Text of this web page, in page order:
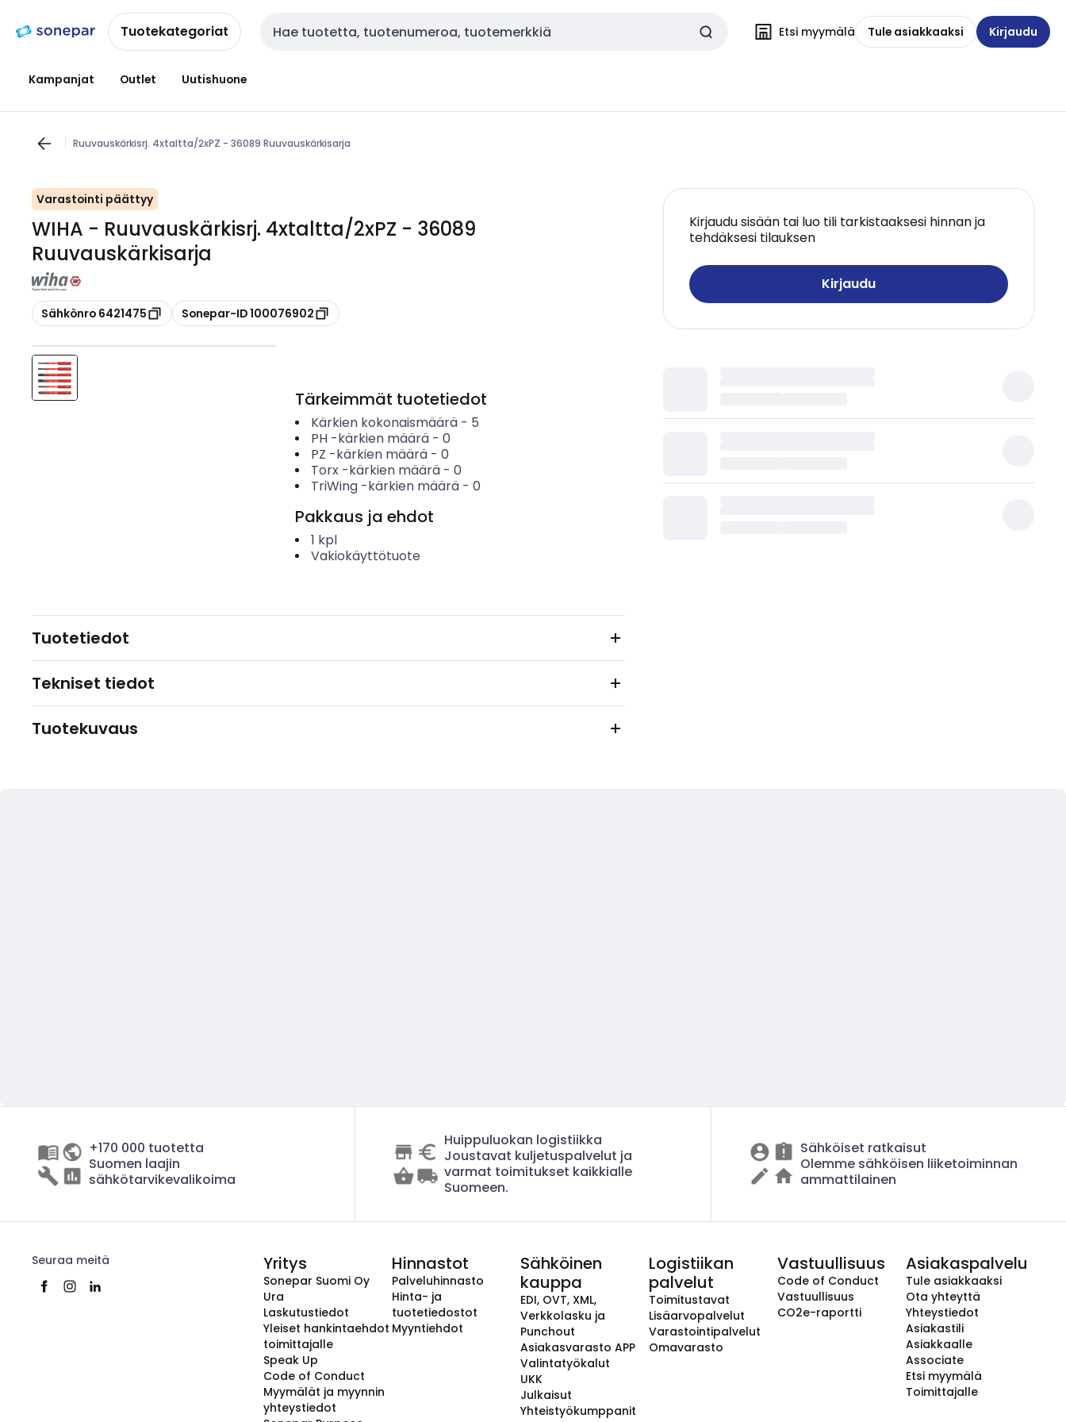
navigointiinsisältöönTuotekategoriat Haku Etsi myymälä Tule asiakkaaksi Kirjaudu
Kampanjat Outlet Uutishuone
Ruuvauskärkisrj. 4xtaltta/2xPZ - 36089 Ruuvauskärkisarja
Varastointi päättyy
WIHA - Ruuvauskärkisrj. 4xtaltta/2xPZ - 36089
Ruuvauskärkisarja
Kopioi
Sähkönro 6421475 Kopioi
Sonepar-ID 100076902
Kirjaudu sisään tai luo tili tarkistaaksesi hinnan ja
tehdäksesi tilauksen
Kirjaudu
Tärkeimmät tuotetiedot
Kärkien kokonaismäärä- 5
PH -kärkien määrä- 0
PZ -kärkien määrä- 0
Torx -kärkien määrä- 0
TriWing -kärkien määrä- 0
Pakkaus ja ehdot
1 kpl
Vakiokäyttötuote
Tuotetiedot
Tekniset tiedot
Tuotekuvaus
+170 000 tuotetta
Suomen laajin
sähkötarvikevalikoima
Huippuluokan logistiikka
Joustavat kuljetuspalvelut ja
varmat toimitukset kaikkialle
Suomeen.
Sähköiset ratkaisut
Olemme sähköisen liiketoiminnan
ammattilainen
Seuraa meitä Yritys
Sonepar Suomi Oy
Ura
Laskutustiedot
Yleiset hankintaehdot
toimittajalle
Speak Up
Code of Conduct
Myymälät ja myynnin
yhteystiedot
Hinnastot
Palveluhinnasto
Hinta- ja
tuotetiedostot
Myyntiehdot
Sähköinen
kauppa
EDI, OVT, XML,
Verkkolasku ja
Punchout
Asiakasvarasto APP
Valintatyökalut
UKK
Julkaisut
Yhteistyökumppanit
Logistiikan
palvelut
Toimitustavat
Lisäarvopalvelut
Varastointipalvelut
Omavarasto
Vastuullisuus
Code of Conduct
Vastuullisuus
CO2e-raportti
Asiakaspalvelu
Tule asiakkaaksi
Ota yhteyttä
Yhteystiedot
Asiakastili
Asiakkaalle
Associate
Etsi myymälä
Toimittajalle